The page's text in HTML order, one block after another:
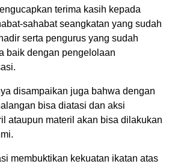
terima kasih kepada
sahabat seangkatan yang sudah
serta pengurus yang sudah
baik dengan pengelolaan
disampaikan juga bahwa dengan
bisa diatasi dan aksi
ataupun materil akan bisa dilakukan
membuktikan kekuatan ikatan atas